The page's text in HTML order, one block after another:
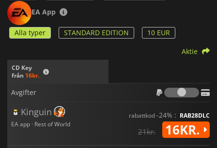
EA App
Alla typer STANDARD EDITION 10 EUR
CD Key
från 16kr.
Aktie
Avgifter
Kinguin
EA app · Rest of World
rabattkod-24% : RAB28DLC
21kr. 16KR.